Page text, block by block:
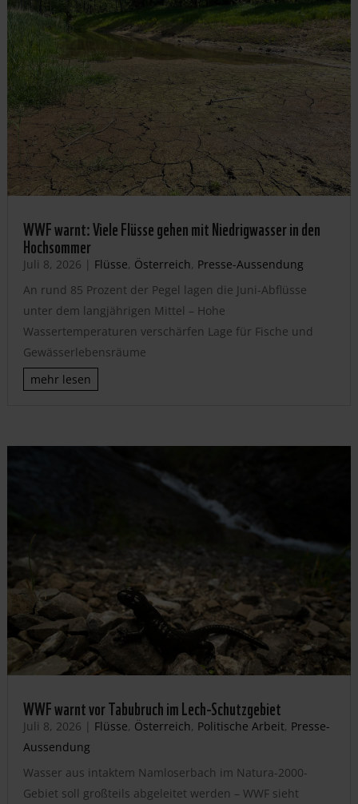
WWF warnt: Viele Flüsse gehen mit Niedrigwasser in den
Hochsommer
Juli 8, 2026 | Flüsse, Österreich, Presse-Aussendung
An rund 85 Prozent der Pegel lagen die Juni-Abflüsse
unter dem langjährigen Mittel – Hohe
Wassertemperaturen verschärfen Lage für Fische und
Gewässerlebensräume
mehr lesen
WWF warnt vor Tabubruch im Lech-Schutzgebiet
Juli 8, 2026 | Flüsse, Österreich, Politische Arbeit, Presse-
Aussendung
Wasser aus intaktem Namloserbach im Natura-2000-
Gebiet soll großteils abgeleitet werden – WWF sieht